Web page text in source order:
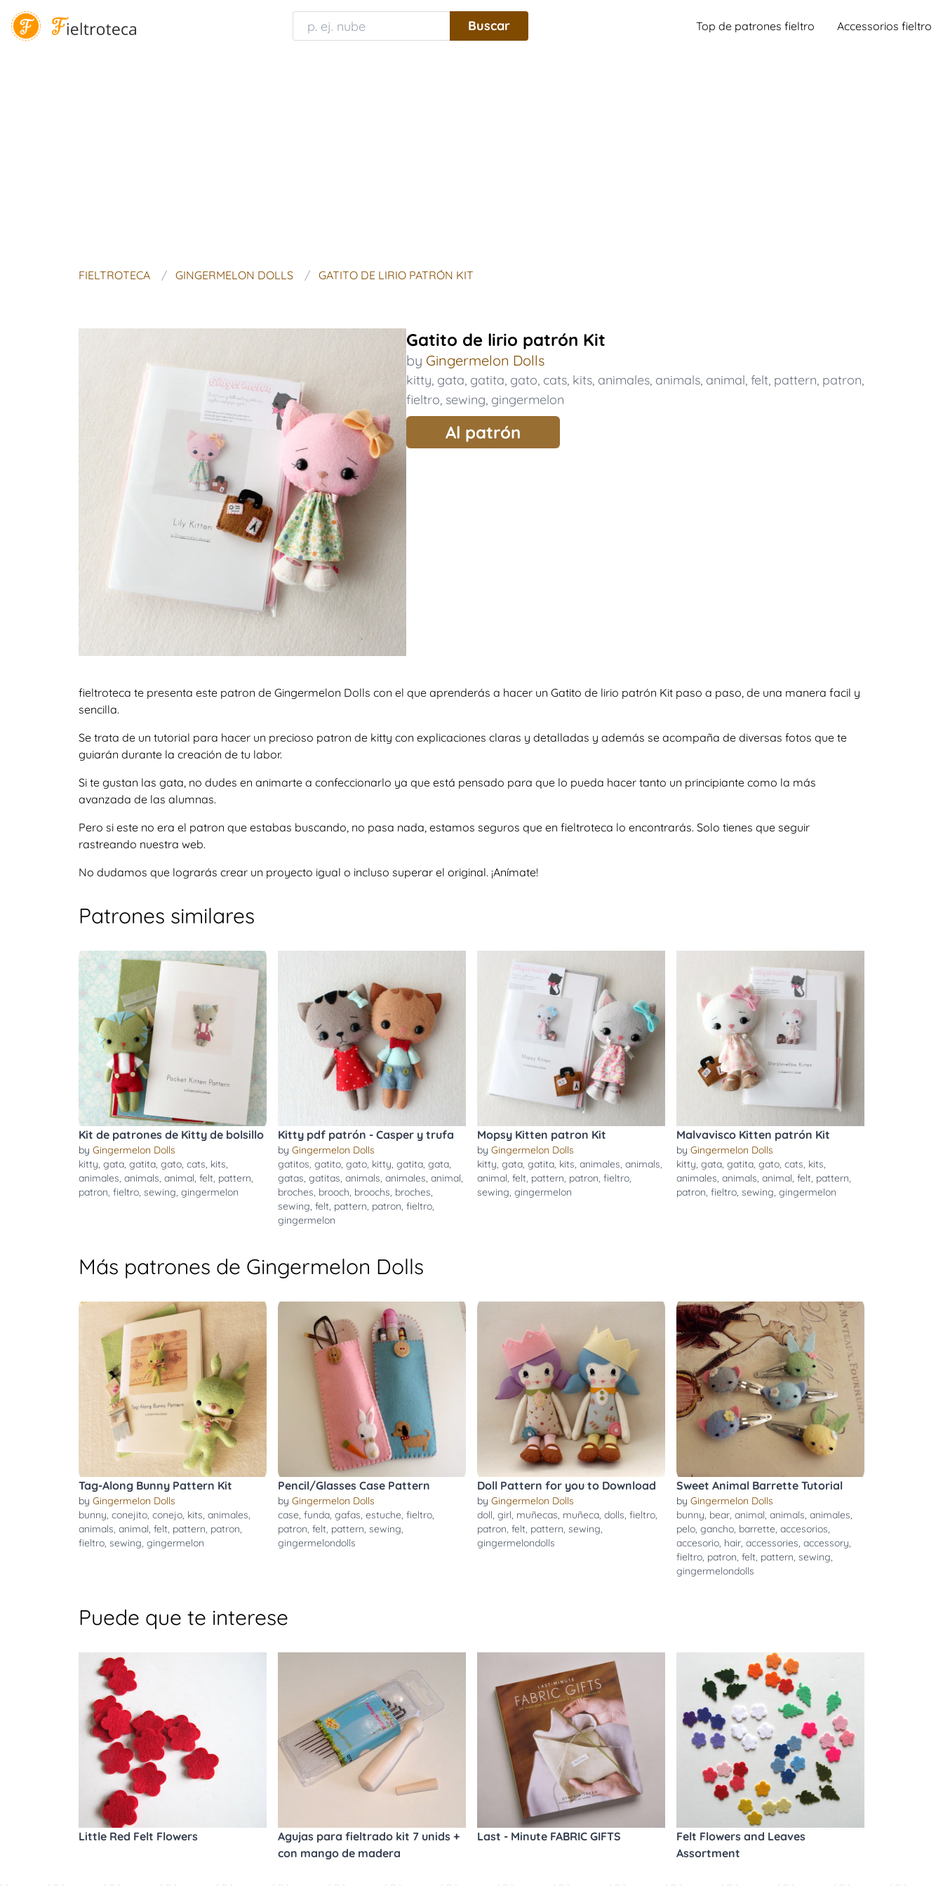
Top de patrones fieltro Accessorios fieltro
FIELTROTECA GINGERMELON DOLLS GATITO DE LIRIO PATRÓN KIT
Gatito de lirio patrón Kit
by Gingermelon Dolls
kitty, gata, gatita, gato, cats, kits, animales, animals, animal, felt, pattern, patron,
fieltro, sewing, gingermelon
Al patrón
fieltroteca te presenta este patron de Gingermelon Dolls con el que aprenderás a hacer un Gatito de lirio patrón Kit paso a paso, de una manera facil y
sencilla.
Se trata de un tutorial para hacer un precioso patron de kitty con explicaciones claras y detalladas y además se acompaña de diversas fotos que te
guiarán durante la creación de tu labor.
Si te gustan las gata, no dudes en animarte a confeccionarlo ya que está pensado para que lo pueda hacer tanto un principiante como la más
avanzada de las alumnas.
Pero si este no era el patron que estabas buscando, no pasa nada, estamos seguros que en fieltroteca lo encontrarás. Solo tienes que seguir
rastreando nuestra web.
No dudamos que lograrás crear un proyecto igual o incluso superar el original. ¡Anímate!
Patrones similares
Kit de patrones de Kitty de bolsillo
by Gingermelon Dolls
kitty, gata, gatita, gato, cats, kits,
animales, animals, animal, felt, pattern,
patron, fieltro, sewing, gingermelon
Kitty pdf patrón - Casper y trufa
by Gingermelon Dolls
gatitos, gatito, gato, kitty, gatita, gata,
gatas, gatitas, animals, animales, animal,
broches, brooch, broochs, broches,
sewing, felt, pattern, patron, fieltro,
gingermelon
Mopsy Kitten patron Kit
by Gingermelon Dolls
kitty, gata, gatita, kits, animales, animals,
animal, felt, pattern, patron, fieltro,
sewing, gingermelon
Malvavisco Kitten patrón Kit
by Gingermelon Dolls
kitty, gata, gatita, gato, cats, kits,
animales, animals, animal, felt, pattern,
patron, fieltro, sewing, gingermelon
Más patrones de Gingermelon Dolls
Tag-Along Bunny Pattern Kit
by Gingermelon Dolls
bunny, conejito, conejo, kits, animales,
animals, animal, felt, pattern, patron,
fieltro, sewing, gingermelon
Pencil/Glasses Case Pattern
by Gingermelon Dolls
case, funda, gafas, estuche, fieltro,
patron, felt, pattern, sewing,
gingermelondolls
Doll Pattern for you to Download
by Gingermelon Dolls
doll, girl, muñecas, muñeca, dolls, fieltro,
patron, felt, pattern, sewing,
gingermelondolls
Sweet Animal Barrette Tutorial
by Gingermelon Dolls
bunny, bear, animal, animals, animales,
pelo, gancho, barrette, accesorios,
accesorio, hair, accessories, accessory,
fieltro, patron, felt, pattern, sewing,
gingermelondolls
Puede que te interese
Little Red Felt Flowers
Agujas para fieltrado kit 7 unids +
con mango de madera
Last - Minute FABRIC GIFTS
Felt Flowers and Leaves
Assortment